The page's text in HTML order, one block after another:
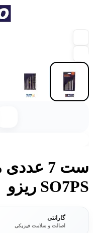
SO7PS ریزو
گارانتی
اصالت و سلامت فیزیکی